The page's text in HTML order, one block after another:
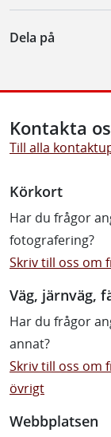
Dela på
Kontakta
Till alla
Körkort
Har du frågor
fotografering?
Skriv till oss om
Väg, järnväg,
Har du frågor
annat?
Skriv till oss om
övrigt
Webbplatsen